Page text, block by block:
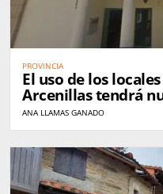
PROVINCIA
El uso de los
Arcenillas tendrá
ANA LLAMAS GANADO